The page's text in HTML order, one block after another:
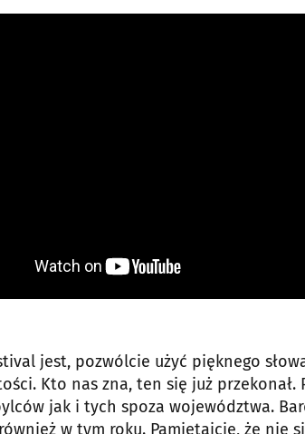
jest, pozwólcie użyć pięknego
Kto nas zna, ten się już przekonał.
jak i tych spoza województwa.
w tym roku. Pamiętajcie, że nie